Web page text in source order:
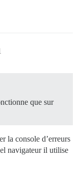
que sur
la console d’erreurs
navigateur il utilise